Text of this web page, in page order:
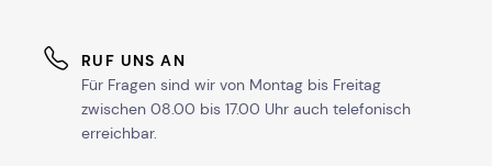
RUF UNS AN
Für Fragen sind wir von Montag bis Freitag
zwischen 08.00 bis 17.00 Uhr auch telefonisch
erreichbar.